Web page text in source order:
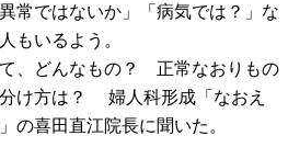
常ではないか」「病気では？」な
もいるよう。
、どんなもの？ 正常なおりもの
け方は？ 婦人科形成「なおえ
の喜田直江院長に聞いた。